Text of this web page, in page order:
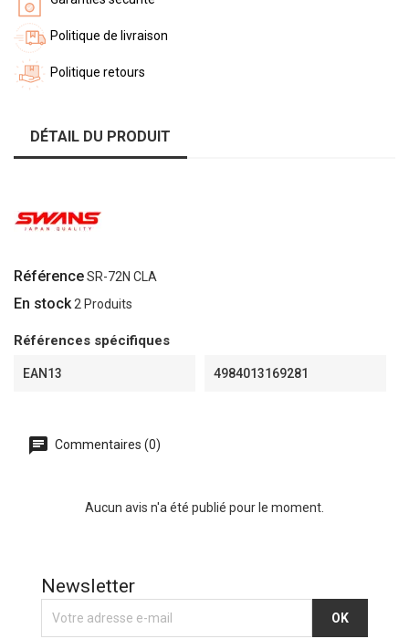
Politique de livraison
Politique retours
DÉTAIL DU PRODUIT
RéférenceSR-72N CLA
En stock 2 Produits
Références spécifiques
EAN13 4984013169281
Commentaires (0)
Aucun avis n'a été publié pour le moment.
Newsletter